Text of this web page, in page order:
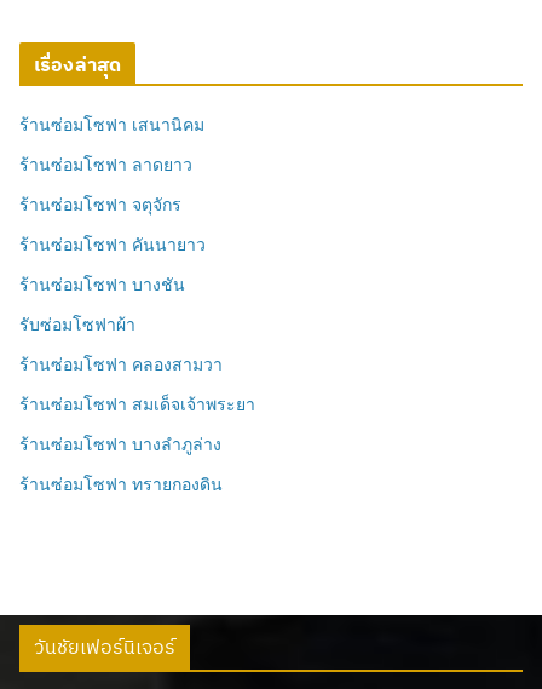
เรื่องล่าสุด
ร้านซ่อมโซฟา เสนานิคม
ร้านซ่อมโซฟา ลาดยาว
ร้านซ่อมโซฟา จตุจักร
ร้านซ่อมโซฟา คันนายาว
ร้านซ่อมโซฟา บางชัน
รับซ่อมโซฟาผ้า
ร้านซ่อมโซฟา คลองสามวา
ร้านซ่อมโซฟา สมเด็จเจ้าพระยา
ร้านซ่อมโซฟา บางลำภูล่าง
ร้านซ่อมโซฟา ทรายกองดิน
วันชัยเฟอร์นิเจอร์